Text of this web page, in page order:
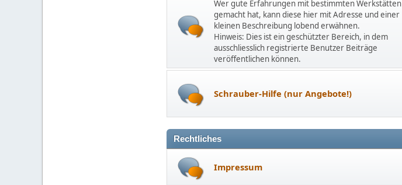
Wer gute Erfahrungen mit bestimmten Werkstätten
gemacht hat, kann diese hier mit Adresse und einer
kleinen Beschreibung lobend erwähnen.
Hinweis: Dies ist ein geschützter Bereich, in dem
ausschliesslich registrierte Benutzer Beiträge
veröffentlichen können.
Schrauber-Hilfe (nur Angebote!)
Rechtliches
Impressum